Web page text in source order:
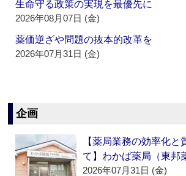
生命守る政策の実現を最優先に
2026年08月07日 (金)
薬価逆ざや問題の抜本的改革を
2026年07月31日 (金)
企画
【薬局業務の効率化と
て】わかば薬局（東邦
2026年07月31日 (金)